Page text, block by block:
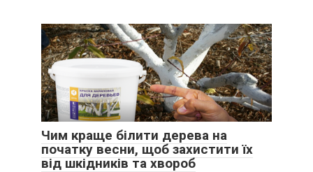
Чим краще білити дерева на
початку весни, щоб захистити їх
від шкідників та хвороб